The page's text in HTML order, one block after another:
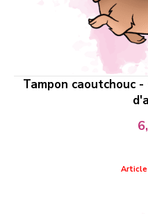
Tampon caoutchouc -